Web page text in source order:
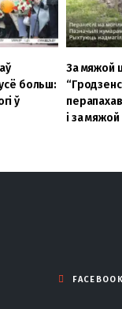
больш:
ў
За мяжой
і за мяжой
FACEBOOK